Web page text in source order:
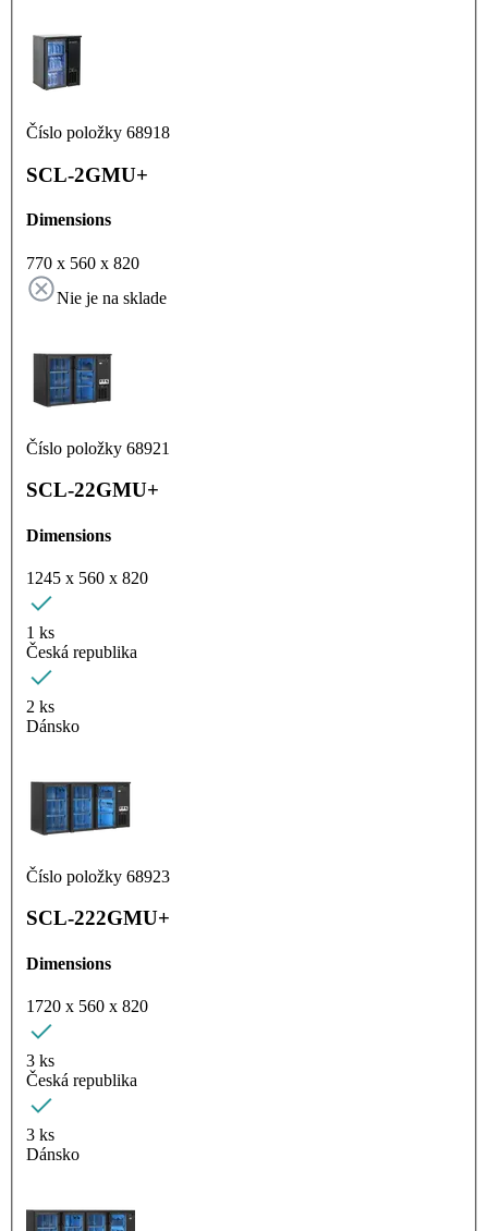
Číslo položky 68918
SCL-2GMU+
Dimensions
770 x 560 x 820
Nie je na sklade
Číslo položky 68921
SCL-22GMU+
Dimensions
1245 x 560 x 820
1 ks
Česká republika
2 ks
Dánsko
Číslo položky 68923
SCL-222GMU+
Dimensions
1720 x 560 x 820
3 ks
Česká republika
3 ks
Dánsko